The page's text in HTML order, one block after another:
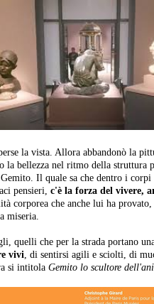
la vista. Allora abbandonò la
la bellezza nel ritmo della struttura
Il quale sa che dentro i
pensieri, c'è la forza del vivere,
corporea che anche lui ha
miseria.
quelli che per la strada portano
vivi, di sentirsi agili e sciolti, di
si intitola Gemito lo scultore